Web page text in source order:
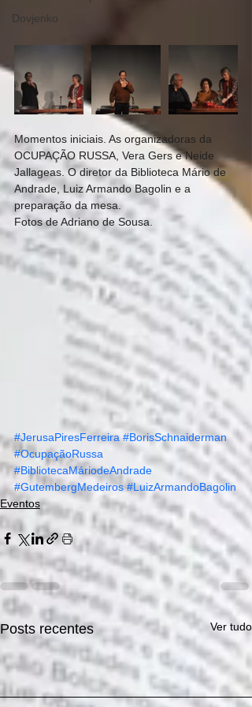
Dovjenko
Momentos iniciais. As organizadoras da
OCUPAÇÃO RUSSA, Vera Gers e Neide
Jallageas. O diretor da Biblioteca Mário de
Andrade, Luiz Armando Bagolin e a
preparação da mesa.
Fotos de Adriano de Sousa.
#JerusaPiresFerreira #BorisSchnaiderman
#OcupaçãoRussa
#BibliotecaMáriodeAndrade
#GutembergMedeiros #LuizArmandoBagolin
Eventos
Posts recentes Ver tudo